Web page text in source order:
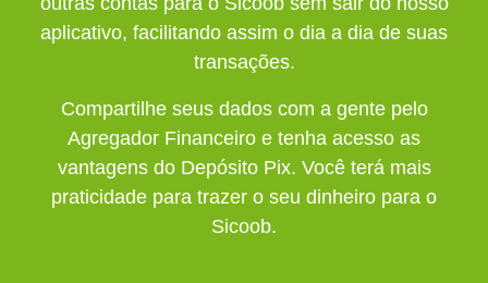
aplicativo, facilitando assim o dia a dia de suas
transações.
Compartilhe seus dados com a gente pelo
Agregador Financeiro e tenha acesso as
vantagens do Depósito Pix. Você terá mais
praticidade para trazer o seu dinheiro para o
Sicoob.